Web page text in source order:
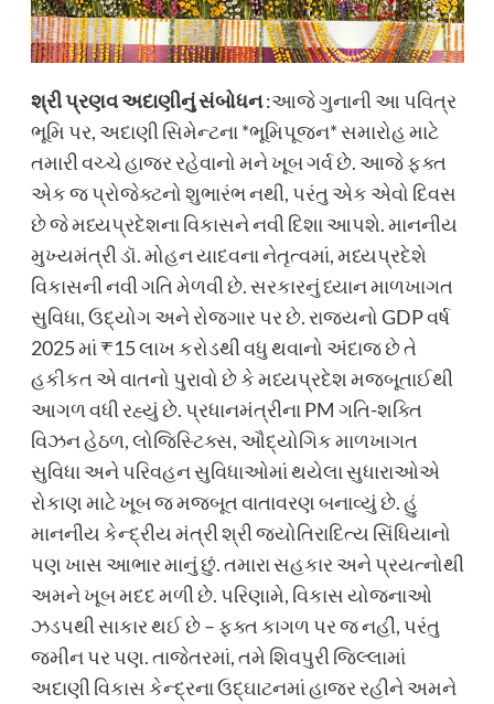
શ્રી પ્રણવ અદાણીનું સંબોધન:આજે ગુનાની આ પવિત્ર
ભૂમિ પર, અદાણી સિમેન્ટના *ભૂમિપૂજન* સમારોહ માટે
તમારી વચ્ચે હાજર રહેવાનો મને ખૂબ ગર્વ છે. આજે ફક્ત
એક જ પ્રોજેક્ટનો શુભારંભ નથી, પરંતુ એક એવો દિવસ
છે જે મધ્યપ્રદેશના વિકાસને નવી દિશા આપશે. માનનીય
મુખ્યમંત્રી ડૉ. મોહન યાદવના નેતૃત્વમાં, મધ્યપ્રદેશે
વિકાસની નવી ગતિ મેળવી છે. સરકારનું ધ્યાન માળખાગત
સુવિધા, ઉદ્યોગ અને રોજગાર પર છે. રાજ્યનો GDP વર્ષ
2025 માં ₹15 લાખ કરોડથી વધુ થવાનો અંદાજ છે તે
હકીકત એ વાતનો પુરાવો છે કે મધ્યપ્રદેશ મજબૂતાઈથી
આગળ વધી રહ્યું છે. પ્રધાનમંત્રીના PM ગતિ-શક્તિ
વિઝન હેઠળ, લોજિસ્ટિક્સ, ઔદ્યોગિક માળખાગત
સુવિધા અને પરિવહન સુવિધાઓમાં થયેલા સુધારાઓએ
રોકાણ માટે ખૂબ જ મજબૂત વાતાવરણ બનાવ્યું છે. હું
માનનીય કેન્દ્રીય મંત્રી શ્રી જ્યોતિરાદિત્ય સિંધિયાનો
પણ ખાસ આભાર માનું છું. તમારા સહકાર અને પ્રયત્નોથી
અમને ખૂબ મદદ મળી છે. પરિણામે, વિકાસ યોજનાઓ
ઝડપથી સાકાર થઈ છે – ફક્ત કાગળ પર જ નહીં, પરંતુ
જમીન પર પણ. તાજેતરમાં, તમે શિવપુરી જિલ્લામાં
અદાણી વિકાસ કેન્દ્રના ઉદ્ઘાટનમાં હાજર રહીને અમને